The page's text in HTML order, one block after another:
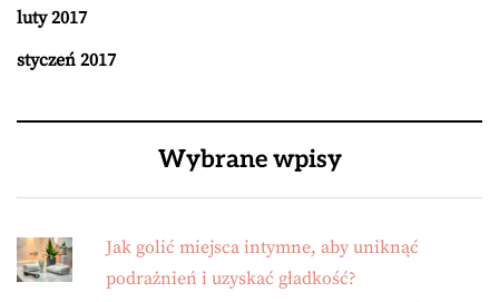
luty 2017
styczeń 2017
Wybrane wpisy
Jak golić miejsca intymne, aby uniknąć
podrażnień i uzyskać gładkość?